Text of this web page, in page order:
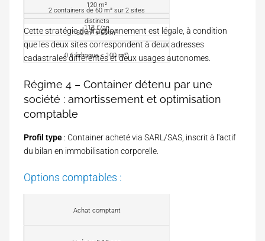
f
g
u
r
i
o
u
r
f
c
t
t
a
e
S
B
d
u
e
120 m²
113 €/an
2 containers de 60 m² sur 2 sites
distincts
60 m² + 60 m²
0 € (chaque < 100 m²)
Cette stratégie de fractionnement est légale, à condition
que les deux sites correspondent à deux adresses
cadastrales différentes et deux usages autonomes.
Régime 4 – Container détenu par une
société : amortissement et optimisation
comptable
Profil type : Container acheté via SARL/SAS, inscrit à l'actif
du bilan en immobilisation corporelle.
Options comptables :
d
Achat comptant